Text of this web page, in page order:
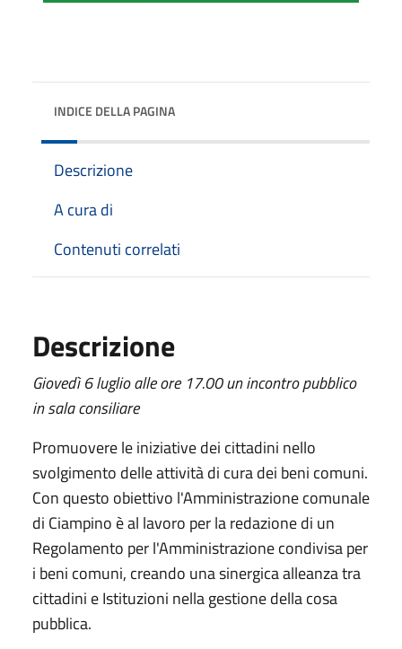
INDICE DELLA PAGINA
Descrizione
A cura di
Contenuti correlati
Descrizione
Giovedì 6 luglio alle ore 17.00 un incontro pubblico
in sala consiliare
Promuovere le iniziative dei cittadini nello
svolgimento delle attività di cura dei beni comuni.
Con questo obiettivo l'Amministrazione comunale
di Ciampino è al lavoro per la redazione di un
Regolamento per l'Amministrazione condivisa per
i beni comuni, creando una sinergica alleanza tra
cittadini e Istituzioni nella gestione della cosa
pubblica.